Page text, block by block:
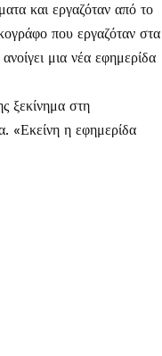
και εργαζόταν από το
που εργαζόταν στα
μια νέα εφημερίδα
ξεκίνημα στη
«Εκείνη η εφημερίδα